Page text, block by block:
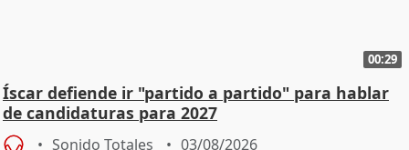
00:29
Íscar defiende ir "partido a partido" para hablar
de candidaturas para 2027
Sonido Totales 03/08/2026